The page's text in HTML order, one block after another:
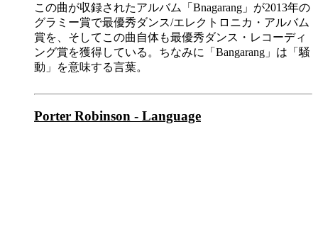
この曲が収録されたアルバム「Bnagarang」が2013年の
グラミー賞で最優秀ダンス/エレクトロニカ・アルバム
賞を、そしてこの曲自体も最優秀ダンス・レコーディ
ング賞を獲得している。ちなみに「Bangarang」は「騒
動」を意味する言葉。
Porter Robinson - Language​